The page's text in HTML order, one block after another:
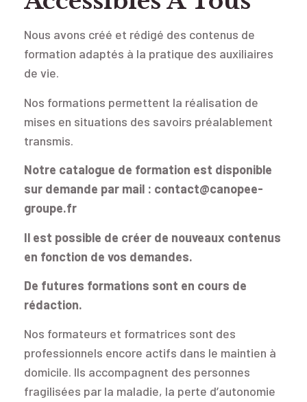
Nous avons créé et rédigé des contenus de
formation adaptés à la pratique des auxiliaires
de vie.
Nos formations permettent la réalisation de
mises en situations des savoirs préalablement
transmis.
Notre catalogue de formation est disponible
sur demande par mail : contact@canopee-
groupe.fr
Il est possible de créer de nouveaux contenus
en fonction de vos demandes.
De futures formations sont en cours de
rédaction.
Nos formateurs et formatrices sont des
professionnels encore actifs dans le maintien à
domicile. Ils accompagnent des personnes
fragilisées par la maladie, la perte d’autonomie